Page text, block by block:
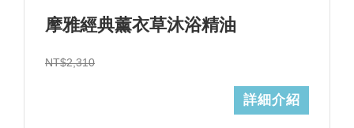
摩雅經典薰衣草沐浴精油
NT$2,310
詳細介紹